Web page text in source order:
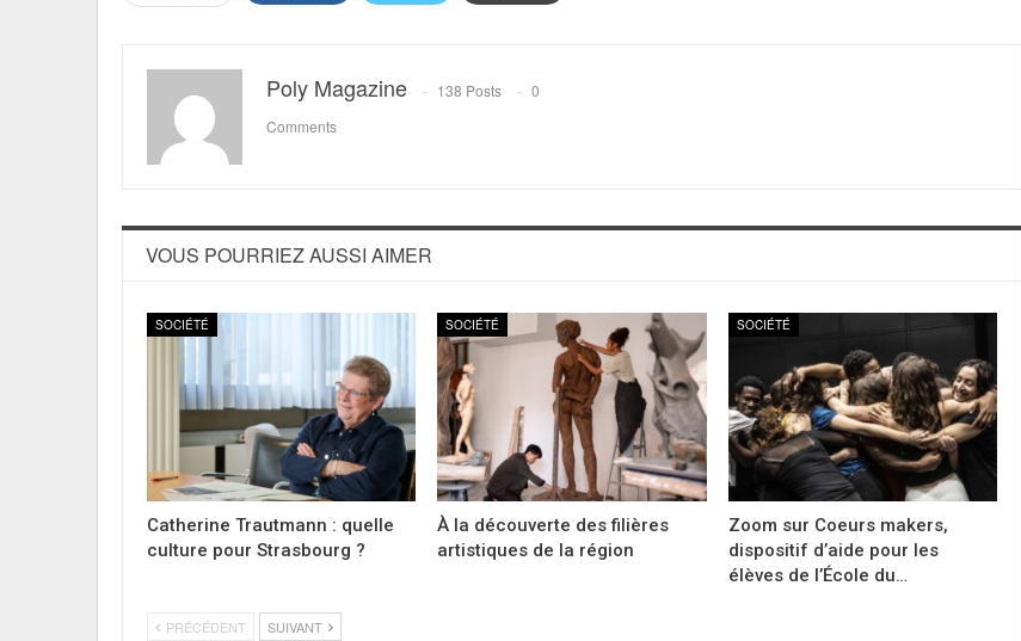
Poly Magazine 138 Posts
0
Comments
VOUS POURRIEZ AUSSI AIMER
SOCIÉTÉ
Catherine Trautmann : quelle
culture pour Strasbourg ?
SOCIÉTÉ
À la découverte des filières
artistiques de la région
SOCIÉTÉ
Zoom sur Coeurs makers,
dispositif d’aide pour les
élèves de l’École du…
PRÉCÉDENT SUIVANT